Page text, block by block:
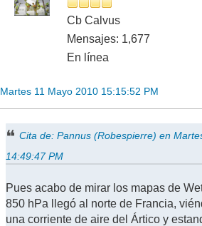
Cb Calvus
Mensajes: 1,677
En línea
Martes 11 Mayo 2010 15:15:52 PM
Cita de: Pannus (Robespierre) en
14:49:47 PM
Pues acabo de mirar los mapas de
850 hPa llegó al norte de Francia,
una corriente de aire del Ártico y